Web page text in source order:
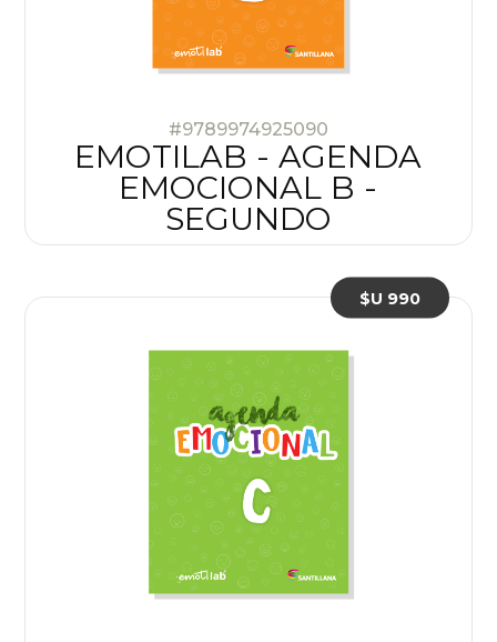
#9789974925090
EMOTILAB - AGENDA
EMOCIONAL B -
SEGUNDO
$U 990